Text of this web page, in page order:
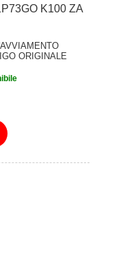
K100 ZA
ORIGINALE